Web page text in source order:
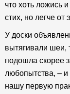
что хоть ложись
стих, но легче от
У доски
вытягивали шеи,
подошла скорее
любопытства, –
нашу первую